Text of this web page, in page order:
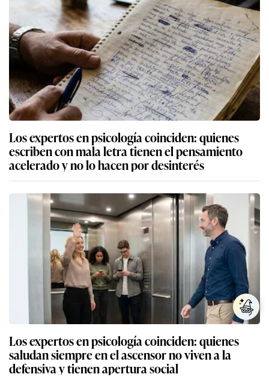
Los expertos en psicología coinciden: quienes
escriben con mala letra tienen el pensamiento
acelerado y no lo hacen por desinterés
Los expertos en psicología coinciden: quienes
saludan siempre en el ascensor no viven a la
defensiva y tienen apertura social